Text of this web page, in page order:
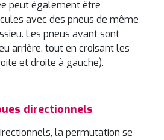
peut également être
avec des pneus de même
Les pneus avant sont
arrière, tout en croisant les
et droite à gauche).
directionnels
la permutation se